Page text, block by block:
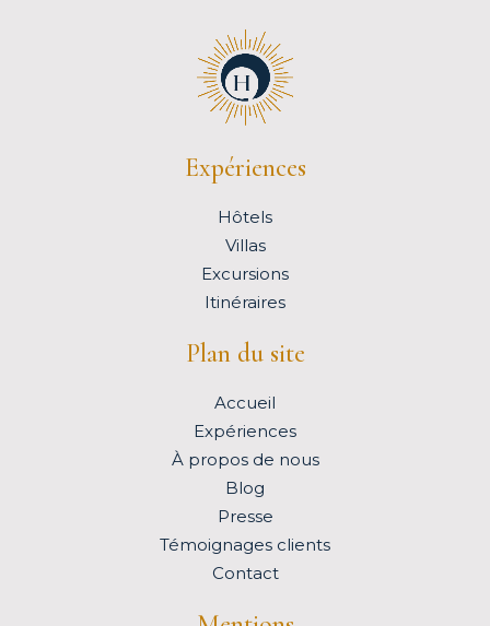
Expériences
Hôtels
Villas
Excursions
Itinéraires
Plan du site
Accueil
Expériences
À propos de nous
Blog
Presse
Témoignages clients
Contact